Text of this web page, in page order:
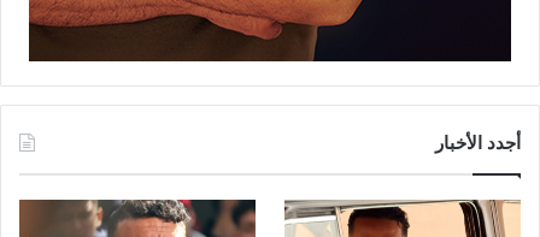
أجدد الأخبار